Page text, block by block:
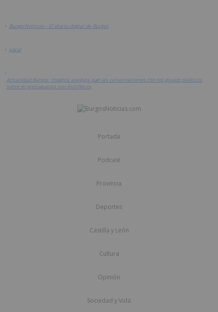
> BurgosNoticias - El diario digital de Burgos
> Local
>
Actualidad Burgos: Imagina asegura que las conversaciones con los grupos políticos
sobre el presupuesto son fructíferas
Portada
Podcast
Provincia
Deportes
Castilla y León
Cultura
Opinión
Sociedad y Vida